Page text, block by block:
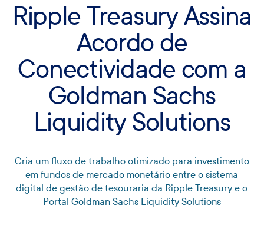
Ripple Treasury Assina
Acordo de
Conectividade com a
Goldman Sachs
Liquidity Solutions
Cria um fluxo de trabalho otimizado para investimento
em fundos de mercado monetário entre o sistema
digital de gestão de tesouraria da Ripple Treasury e o
Portal Goldman Sachs Liquidity Solutions